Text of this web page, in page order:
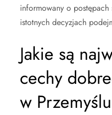
informowany o
istotnych decyzjach
Jakie są
cechy
w Przemyślu